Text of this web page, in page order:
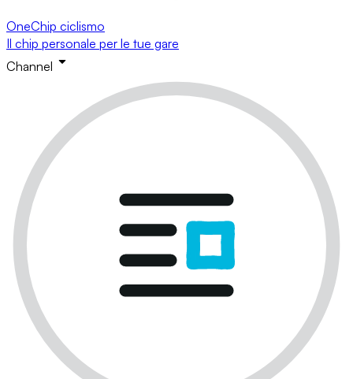
OneChip ciclismo
Il chip personale per le tue gare
Channel